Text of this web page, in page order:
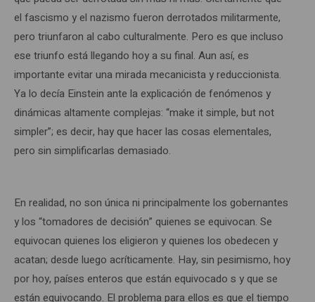
el fascismo y el nazismo fueron derrotados militarmente,
pero triunfaron al cabo culturalmente. Pero es que incluso
ese triunfo está llegando hoy a su final. Aun así, es
importante evitar una mirada mecanicista y reduccionista.
Ya lo decía Einstein ante la explicación de fenómenos y
dinámicas altamente complejas: “make it simple, but not
simpler”; es decir, hay que hacer las cosas elementales,
pero sin simplificarlas demasiado.
En realidad, no son única ni principalmente los gobernantes
y los “tomadores de decisión” quienes se equivocan. Se
equivocan quienes los eligieron y quienes los obedecen y
acatan; desde luego acríticamente. Hay, sin pesimismo, hoy
por hoy, países enteros que están equivocado s y que se
están equivocando. El problema para ellos es que el tiempo